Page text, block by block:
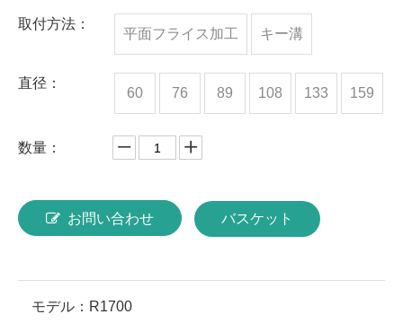
取付方法：
平面フライス加工 キー溝
直径：
60 76 89 108 133 159
数量：
お問い合わせ バスケット
モデル： R1700